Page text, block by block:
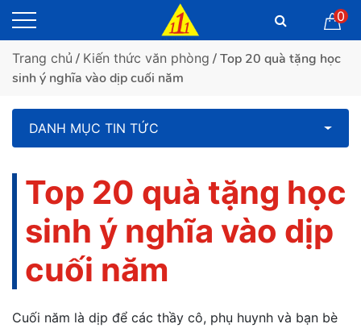
0
Trang chủ / Kiến thức văn phòng / Top 20 quà tặng học
sinh ý nghĩa vào dịp cuối năm
DANH MỤC TIN TỨC
Top 20 quà tặng học
sinh ý nghĩa vào dịp
cuối năm
Cuối năm là dịp để các thầy cô, phụ huynh và bạn bè